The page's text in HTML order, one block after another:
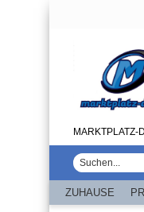
MARKTPLATZ-
ZUHAUSE